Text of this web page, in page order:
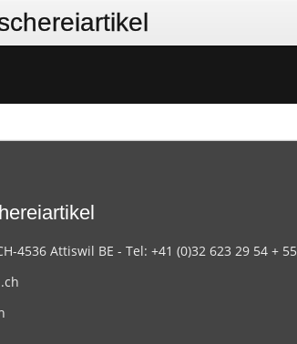
4536 Attiswil BE - Tel: +41 (0)32 623 29 54 + 55